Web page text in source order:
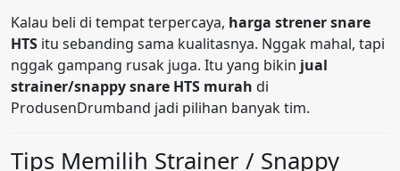
Kalau beli di tempat terpercaya, harga strener snare
HTS itu sebanding sama kualitasnya. Nggak mahal, tapi
nggak gampang rusak juga. Itu yang bikin jual
strainer/snappy snare HTS murah di
ProdusenDrumband jadi pilihan banyak tim.
Tips Memilih Strainer / Snappy